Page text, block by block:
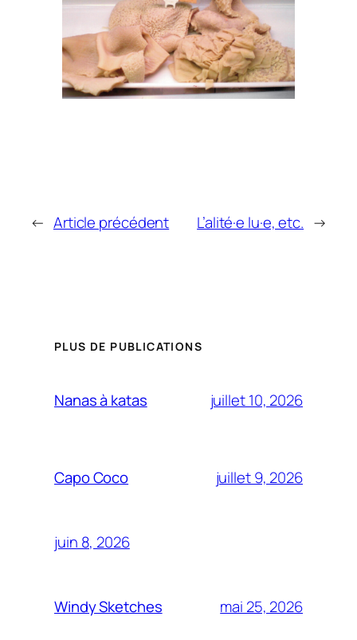
← Article précédent L’alité·e lu·e, etc. →
PLUS DE PUBLICATIONS
Nanas à katas juillet 10, 2026
Capo Coco juillet 9, 2026
juin 8, 2026
Windy Sketches mai 25, 2026